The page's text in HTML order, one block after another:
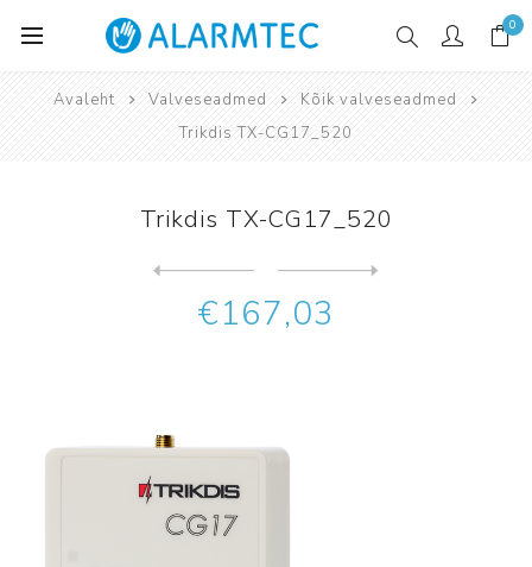
0
Avaleht Valveseadmed
Kõik valveseadmed
Trikdis TX-CG17_520
Trikdis TX-CG17_520
€167,03